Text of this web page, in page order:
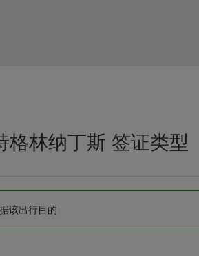
格林纳丁斯 签证类型
该出行目的